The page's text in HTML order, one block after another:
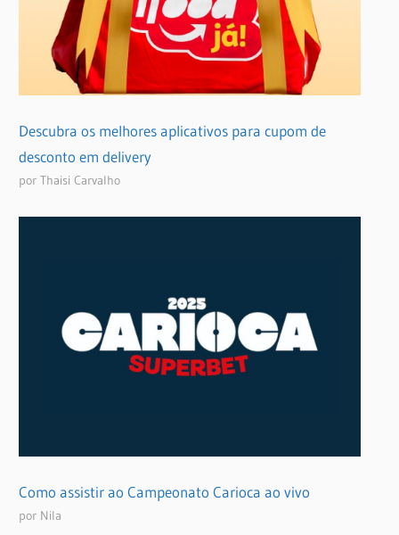
Descubra os melhores aplicativos para cupom de
desconto em delivery
por Thaisi Carvalho
Como assistir ao Campeonato Carioca ao vivo
por Nila